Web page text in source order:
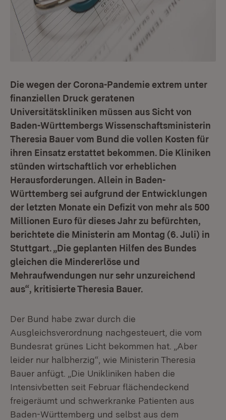
Die wegen der Corona-Pandemie extrem unter
finanziellen Druck geratenen
Universitätskliniken müssen aus Sicht von
Baden-Württembergs Wissenschaftsministerin
Theresia Bauer vom Bund die vollen Kosten für
ihren Einsatz erstattet bekommen. Die Kliniken
stünden wirtschaftlich vor erheblichen
Herausforderungen. Allein in Baden-
Württemberg sei aufgrund der Entwicklungen
der letzten Monate ein Defizit von mehr als 500
Millionen Euro für dieses Jahr zu befürchten,
berichtete die Ministerin am Montag (6. Juli) in
Stuttgart. „Die geplanten Hilfen des Bundes
gleichen die Mindererlöse und
Mehraufwendungen nur sehr unzureichend
aus“, kritisierte Theresia Bauer.
Der Bund habe zwar durch die
Ausgleichsverordnung nachgesteuert, die vom
Bundesrat grünes Licht bekommen hat. „Aber
leider nur halbherzig“, wie Ministerin Theresia
Bauer anfügt. „Die Unikliniken haben die
Intensivbetten seit Februar flächendeckend
freigeräumt und schwerkranke Patienten aus
Baden-Württemberg und selbst aus dem